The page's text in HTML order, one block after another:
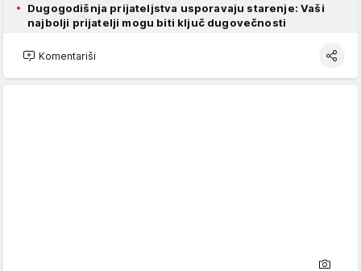
Dugogodišnja prijateljstva usporavaju starenje: Vaši
najbolji prijatelji mogu biti ključ dugovečnosti
Komentariši